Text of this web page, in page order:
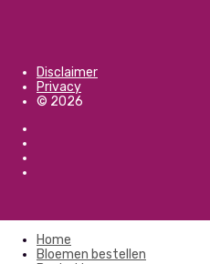
Disclaimer
Privacy
© 2026
Home
Bloemen bestellen